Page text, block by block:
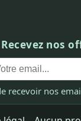
Recevez nos
recevoir nos